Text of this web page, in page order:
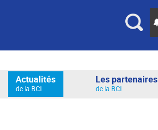
Recherche
Actualités
de la BCI
Les partenaires
de la BCI